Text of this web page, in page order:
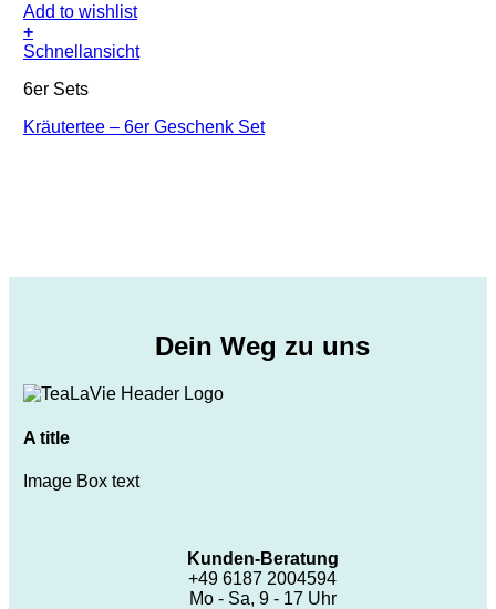
Add to wishlist
+
Schnellansicht
6er Sets
Kräutertee – 6er Geschenk Set
Dein Weg zu uns
A title
Image Box text
Kunden-Beratung
+49 6187 2004594
Mo - Sa, 9 - 17 Uhr